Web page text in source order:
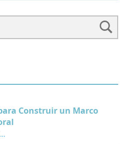
Construir un Marco
GPE para Construir un Marco Teórico Doctoral”
…